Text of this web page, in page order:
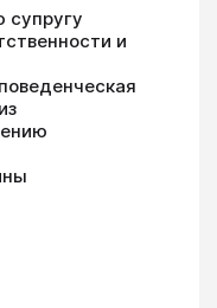
супругу
и